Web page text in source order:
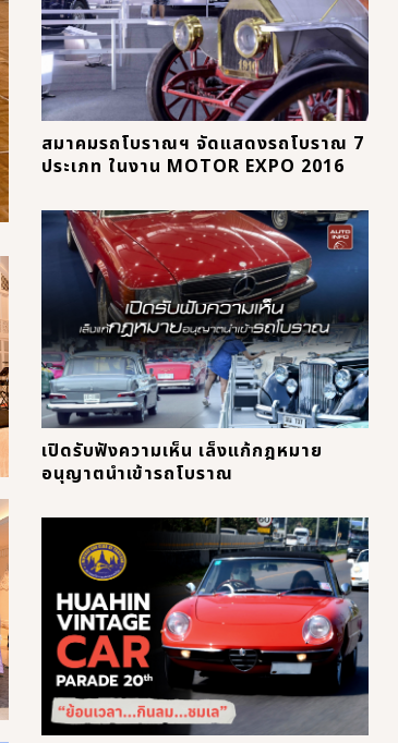
สมาคมรถโบราณฯ จัดแสดงรถโบราณ 7
ประเภท ในงาน MOTOR EXPO 2016
เปิดรับฟังความเห็น เล็งแก้กฎหมาย
อนุญาตนำเข้ารถโบราณ